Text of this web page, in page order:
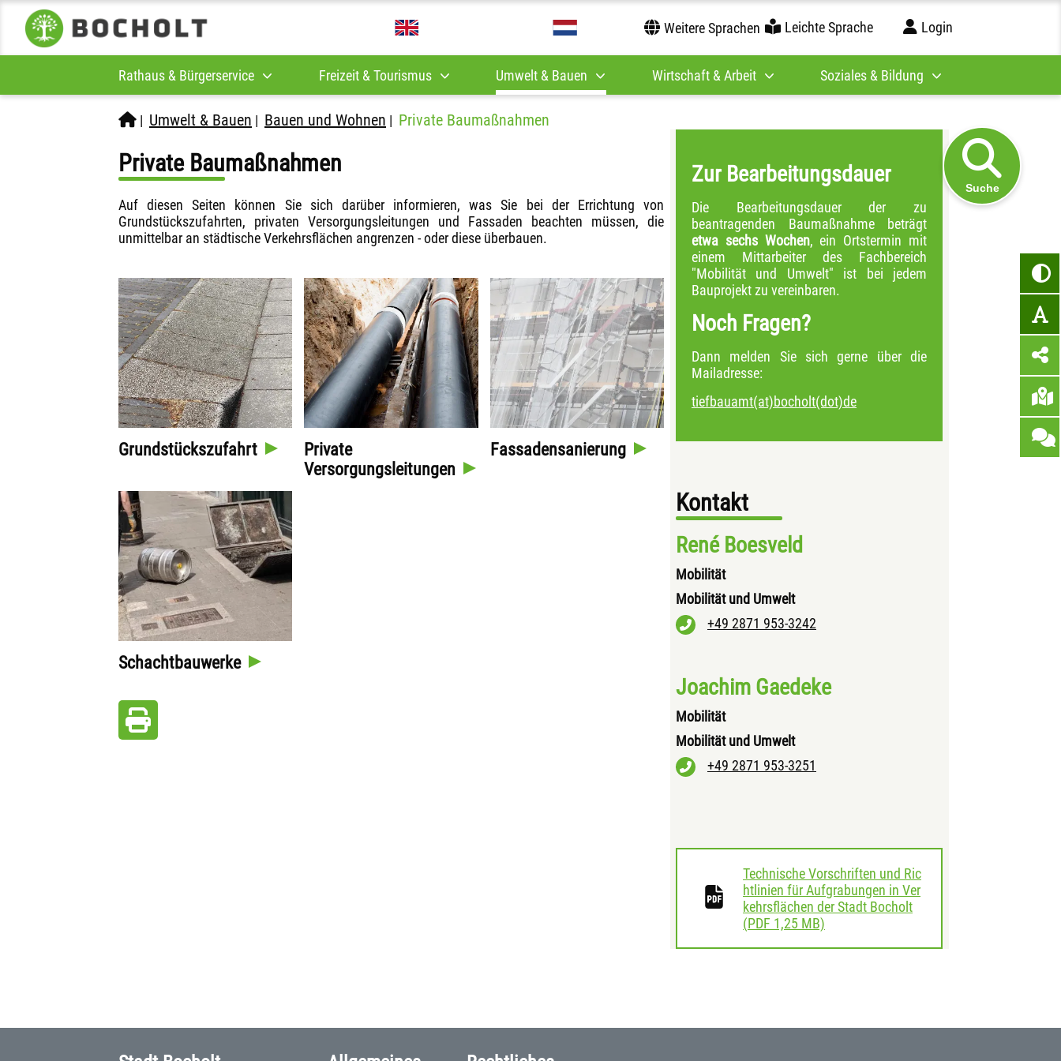
Weitere Sprachen Leichte Sprache Login
Rathaus & Bürgerservice Freizeit & Tourismus Umwelt & Bauen Wirtschaft & Arbeit Soziales & Bildung
Suche
| Umwelt & Bauen | Bauen und Wohnen | Private Baumaßnahmen
Private Baumaßnahmen
Auf diesen Seiten können Sie sich darüber informieren, was Sie bei der Errichtung von
Grundstückszufahrten, privaten Versorgungsleitungen und Fassaden beachten müssen, die
unmittelbar an städtische Verkehrsflächen angrenzen - oder diese überbauen.
Grundstückszufahrt
Private
Versorgungsleitungen
Fassadensanierung
Schachtbauwerke
Zur Bearbeitungsdauer
Die Bearbeitungsdauer der zu
beantragenden Baumaßnahme beträgt
etwa sechs Wochen, ein Ortstermin mit
einem Mittarbeiter des Fachbereich
"Mobilität und Umwelt" ist bei jedem
Bauprojekt zu vereinbaren.
Noch Fragen?
Dann melden Sie sich gerne über die
Mailadresse:
tiefbauamt(at)bocholt(dot)de
Kontakt
René Boesveld
Mobilität
Mobilität und Umwelt
+49 2871 953-3242
Joachim Gaedeke
Mobilität
Mobilität und Umwelt
+49 2871 953-3251
Technische Vorschriften und Ric
htlinien für Aufgrabungen in Ver
kehrsflächen der Stadt Bocholt
(PDF 1,25 MB)